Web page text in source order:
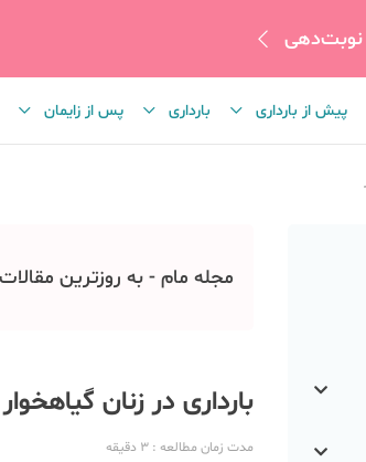
نوبت‌دهی
پیش از بارداری بارداری پس از زایمان
مجله مام - به روزترین
بارداری در زنان گیاهخوار
مدت زمان مطالعه: 3 دقیقه